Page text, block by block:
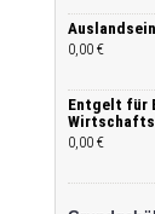
0,00 €
Entgelt für
0,00 €